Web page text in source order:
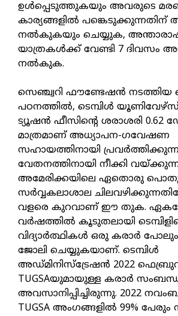
ഉൾപ്പെടുത്തുകയും അവരുടെ
കാര്യങ്ങളിൽ പങ്കെടുക്കുന്നതിന്
നൽകുകയും ചെയ്യുക,
യാത്രകൾക്ക് വേണ്ടി 7 ദിവസം
നൽകുക.
സെഞ്ച്വറി ഫൗണ്ടേഷൻ നടത്തിയ
പഠനത്തിൽ, ടെമ്പിൾ
ട്യൂഷൻ ഫീസിന്റെ ശരാശരി 0.62
മാത്രമാണ് അധ്യാപന-ഗവേഷണ
സഹായത്തിനായി
വേതനത്തിനായി നീക്കി
അമേരിക്കയിലെ ഏതൊരു
സർവ്വകലാശാല
വളരെ കുറവാണ് ഈ തുക.
വർഷത്തിൽ കൂടുതലായി
വിദ്യാർത്ഥികൾ ഒരു കരാർ
ജോലി ചെയ്യുകയാണ്. ടെമ്പിൾ
അഡ്മിനിസ്ട്രേഷൻ 2022
TUGSAയുമായുള്ള കരാർ
അവസാനിപ്പിച്ചിരുന്നു. 2022
TUGSA അംഗങ്ങളിൽ 99%